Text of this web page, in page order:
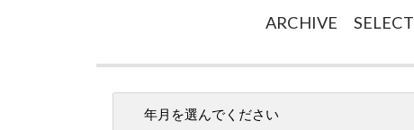
ARCHIVE SELECT